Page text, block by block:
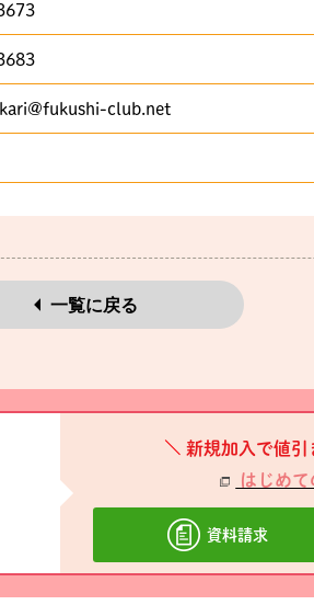
club.net
一覧に戻る
新規加入で値引
はじめて
資料請求